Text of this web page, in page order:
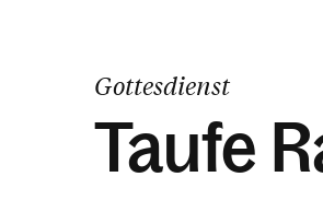
Gottesdienst
Taufe